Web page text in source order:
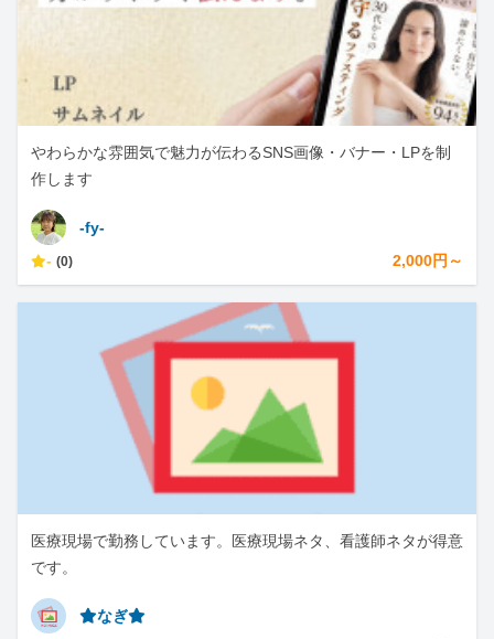
やわらかな雰囲気で魅力が伝わるSNS画像・バナー・LPを制
作します
-fy-
- (0) 2,000円～
医療現場で勤務しています。医療現場ネタ、看護師ネタが得意
です。
⭐︎なぎ⭐︎